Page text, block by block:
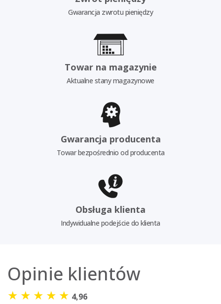
Gwarancja zwrotu pieniędzy
Towar na magazynie
Aktualne stany magazynowe
Gwarancja producenta
Towar bezpośrednio od producenta
Obsługa klienta
Indywidualne podejście do klienta
Opinie klientów
★ ★ ★ ★ ★ 4,96